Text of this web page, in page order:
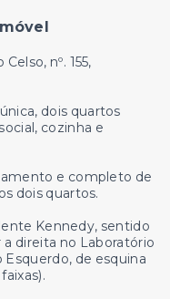
nº. 155,
dois quartos
cozinha e
e completo de
dois quartos.
Kennedy, sentido
a direita no Laboratório
Esquerdo, de esquina